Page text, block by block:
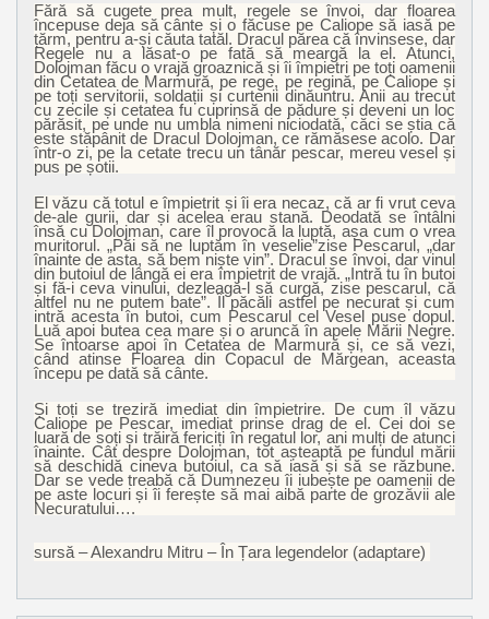
Fără să cugete prea mult, regele se învoi, dar floarea
începuse deja să cânte și o făcuse pe Caliope să iasă pe
țărm, pentru a-și căuta tatăl. Dracul părea că învinsese, dar
Regele nu a lăsat-o pe fată să meargă la el. Atunci,
Dolojman făcu o vrajă groaznică și îi împietri pe toți oamenii
din Cetatea de Marmură, pe rege, pe regină, pe Caliope și
pe toți servitorii, soldații și curtenii dinăuntru. Anii au trecut
cu zecile și cetatea fu cuprinsă de pădure și deveni un loc
părăsit, pe unde nu umbla nimeni niciodată, căci se știa că
este stăpânit de Dracul Dolojman, ce rămăsese acolo. Dar
într-o zi, pe la cetate trecu un tânăr pescar, mereu vesel și
pus pe șotii.
El văzu că totul e împietrit și îi era necaz, că ar fi vrut ceva
de-ale gurii, dar și acelea erau stană. Deodată se întâlni
însă cu Dolojman, care îl provocă la luptă, așa cum o vrea
muritorul. „Păi să ne luptăm în veselie”zise Pescarul, „dar
înainte de asta, să bem niște vin”. Dracul se învoi, dar vinul
din butoiul de lângă ei era împietrit de vrajă. „Intră tu în butoi
și fă-i ceva vinului, dezleagă-l să curgă, zise pescarul, că
altfel nu ne putem bate”. Îl păcăli astfel pe necurat și cum
intră acesta în butoi, cum Pescarul cel Vesel puse dopul.
Luă apoi butea cea mare și o aruncă în apele Mării Negre.
Se întoarse apoi în Cetatea de Marmură și, ce să vezi,
când atinse Floarea din Copacul de Mărgean, aceasta
începu pe dată să cânte.
Și toți se treziră imediat din împietrire. De cum îl văzu
Caliope pe Pescar, imediat prinse drag de el. Cei doi se
luară de soți și trăiră fericiți în regatul lor, ani mulți de atunci
înainte. Cât despre Dolojman, tot așteaptă pe fundul mării
să deschidă cineva butoiul, ca să iasă și să se răzbune.
Dar se vede treabă că Dumnezeu îi iubește pe oamenii de
pe aste locuri și îi ferește să mai aibă parte de grozăvii ale
Necuratului….
sursă – Alexandru Mitru – În Țara legendelor (adaptare)